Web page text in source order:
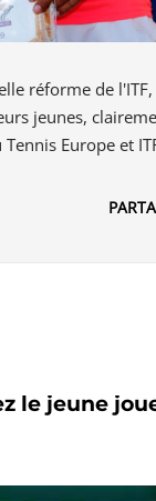
réforme de
jeunes,
Europe et
le jeune